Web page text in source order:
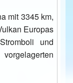
mit 3345 km,
Europas
und